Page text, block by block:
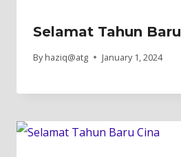
Selamat Tahun Baru
By haziq@atg January 1, 2024